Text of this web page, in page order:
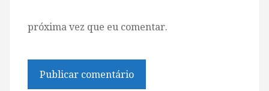
próxima vez que eu comentar.